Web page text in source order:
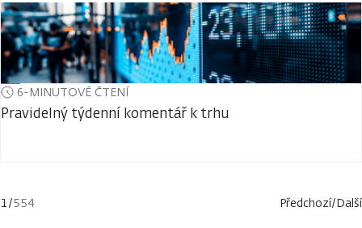
6-MINUTOVÉ ČTENÍ
Pravidelný týdenní komentář k trhu
1/554 Předchozí/Další